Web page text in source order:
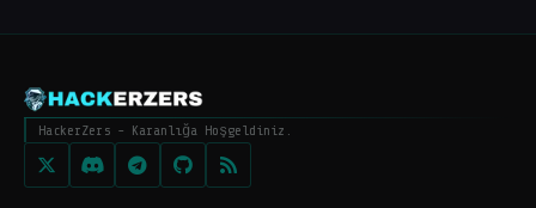
HackerZers - Karanlığa Hoşgeldiniz.